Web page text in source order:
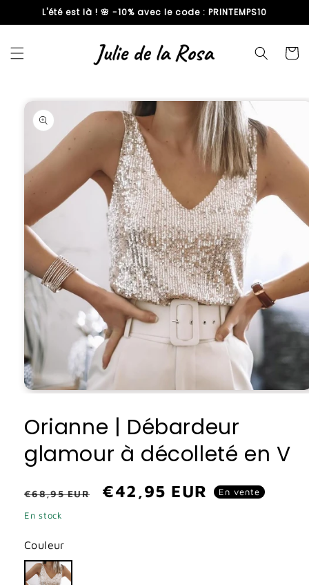
passer
contenu
L'été est là ! 🌸 -10% avec le code : PRINTEMPS10
Panier
Passer aux
informations
produits
Ouvrir
1
dans
fenêtre
modale
Orianne | Débardeur
glamour à décolleté en V
Prix
habituel
€68,95 EUR
Prix
€42,95 EUR En vente
En stock
Couleur